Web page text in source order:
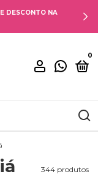
DESCONTO NA
0
344 produtos